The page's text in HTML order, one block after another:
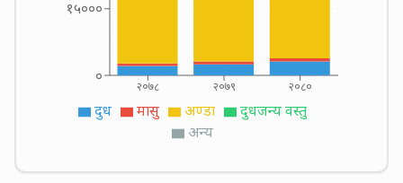
२०७८ २०७९ २०८०
०
१५०००
दुध मासु अण्डा
दुधजन्य वस्तु
अन्य